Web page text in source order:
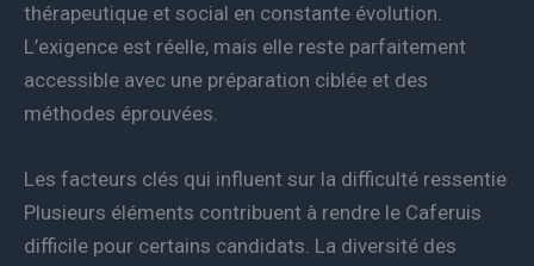
thérapeutique et social en constante évolution.
L’exigence est réelle, mais elle reste parfaitement
accessible avec une préparation ciblée et des
méthodes éprouvées.
Les facteurs clés qui influent sur la difficulté ressentie
Plusieurs éléments contribuent à rendre le Caferuis
difficile pour certains candidats. La diversité des